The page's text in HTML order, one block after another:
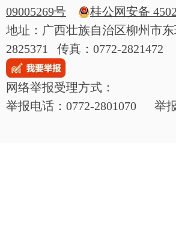
09005269号
桂公网安备
地址：广西壮族自治区柳州市
2825371 传真：0772-2821472
网络举报受理方式：
举报电话：0772-2801070 举